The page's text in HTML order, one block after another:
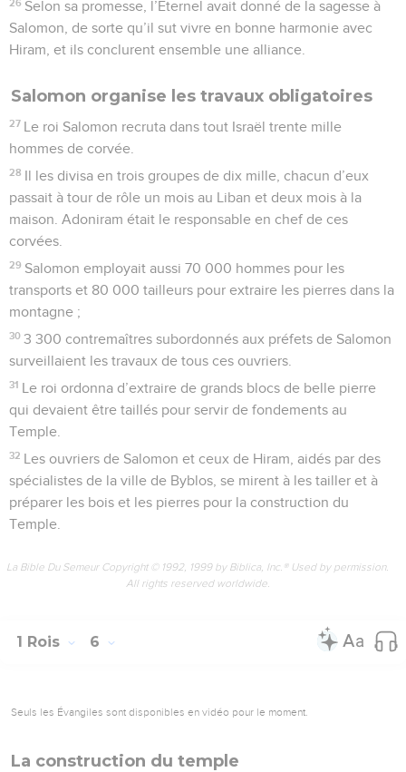
26 Selon sa promesse, l’Eternel avait donné de la sagesse à
Salomon, de sorte qu’il sut vivre en bonne harmonie avec
Hiram, et ils conclurent ensemble une alliance.
Salomon organise les travaux obligatoires
27 Le roi Salomon recruta dans tout Israël trente mille
hommes de corvée.
28 Il les divisa en trois groupes de dix mille, chacun d’eux
passait à tour de rôle un mois au Liban et deux mois à la
maison. Adoniram était le responsable en chef de ces
corvées.
29 Salomon employait aussi 70 000 hommes pour les
transports et 80 000 tailleurs pour extraire les pierres dans la
montagne ;
30 3 300 contremaîtres subordonnés aux préfets de Salomon
surveillaient les travaux de tous ces ouvriers.
31 Le roi ordonna d’extraire de grands blocs de belle pierre
qui devaient être taillés pour servir de fondements au
Temple.
32 Les ouvriers de Salomon et ceux de Hiram, aidés par des
spécialistes de la ville de Byblos, se mirent à les tailler et à
préparer les bois et les pierres pour la construction du
Temple.
La Bible Du Semeur Copyright © 1992, 1999 by Biblica, Inc.® Used by permission.
All rights reserved worldwide.
1 Rois 6
Seuls les Évangiles sont disponibles en vidéo pour le moment.
La construction du temple